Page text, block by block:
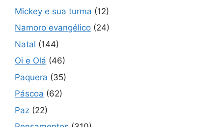
Mickey e sua turma (12)
Namoro evangélico (24)
Natal (144)
Oi e Olá (46)
Paquera (35)
Páscoa (62)
Paz (22)